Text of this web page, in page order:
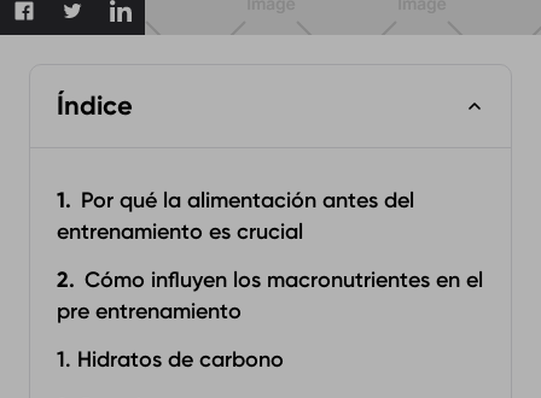
Índice
Por qué la alimentación antes del
entrenamiento es crucial
Cómo influyen los macronutrientes en el
pre entrenamiento
1. Hidratos de carbono